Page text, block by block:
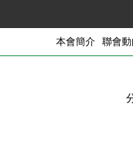
聯會動
本會簡介